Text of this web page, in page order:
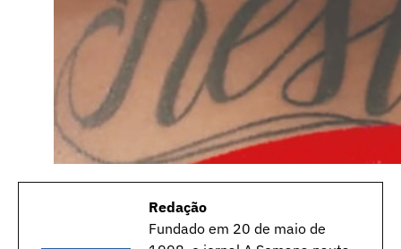
Redação
Fundado em 20 de maio de